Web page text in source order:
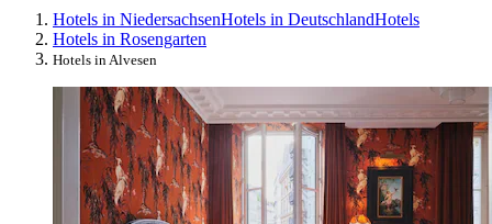
Hotels in NiedersachsenHotels in DeutschlandHotels
Hotels in Rosengarten
Hotels in Alvesen